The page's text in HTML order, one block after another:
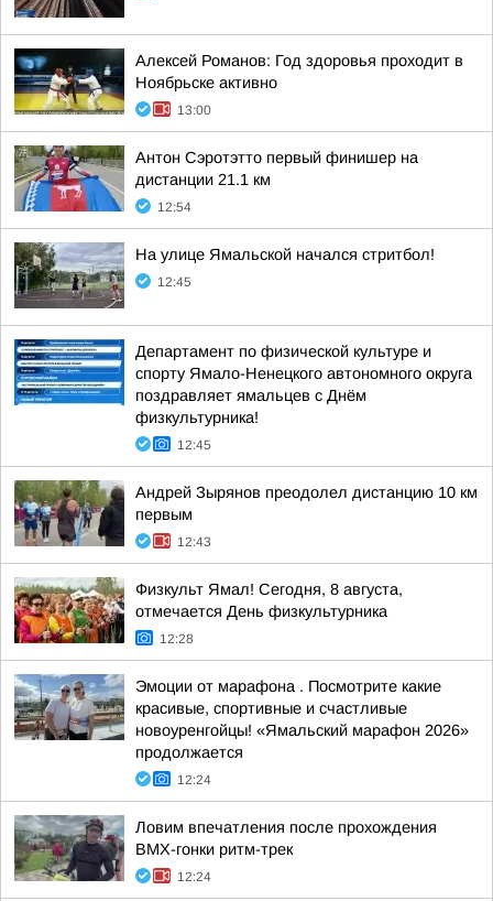
Алексей Романов: Год здоровья проходит в
Ноябрьске активно
13:00
Антон Сэротэтто первый финишер на
дистанции 21.1 км
12:54
На улице Ямальской начался стритбол!
12:45
Департамент по физической культуре и
спорту Ямало-Ненецкого автономного округа
поздравляет ямальцев с Днём
физкультурника!
12:45
Андрей Зырянов преодолел дистанцию 10 км
первым
12:43
Физкульт Ямал! Сегодня, 8 августа,
отмечается День физкультурника
12:28
Эмоции от марафона . Посмотрите какие
красивые, спортивные и счастливые
новоуренгойцы! «Ямальский марафон 2026»
продолжается
12:24
Ловим впечатления после прохождения
ВМХ-гонки ритм-трек
12:24